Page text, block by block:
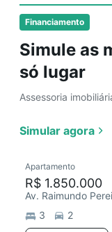
Financiamento
Simule as
só lugar
Assessoria
Simular agora
Apartamento
R$ 1.850.000
Av. Raimundo
3
2